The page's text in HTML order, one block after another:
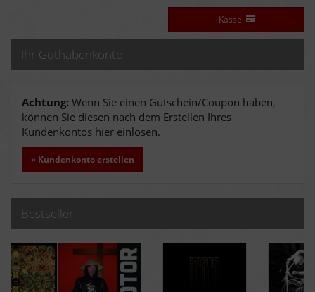
Kasse
Ihr Guthabenkonto
Achtung: Wenn Sie einen Gutschein/Coupon haben,
können Sie diesen nach dem Erstellen Ihres
Kundenkontos hier einlösen.
» Kundenkonto erstellen
Bestseller